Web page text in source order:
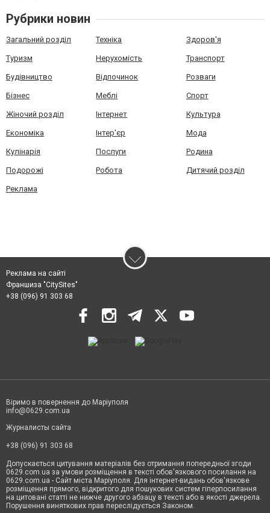
Рубрики новин
Загальний розділ Техніка Здоров'я
Туризм Нерухомість Транспорт
Будівництво Відпочинок Розваги
Бізнес Меблі Спорт
Жіночий розділ Інтернет Культура
Економіка Інтер'єр Мода
Кулінарія Послуги Родина
Подорожі Робота Дитячий розділ
Реклама
Реклама на сайті
Франшиза "CitySites"
+38 (096) 91 303 68
Віримо в повернення до Маріуполя
info@0629.com.ua
Журналисты сайта
+38 (096) 91 303 68
Допускається цитування матеріалів без отримання попередньої згоди
0629.com.ua за умови розміщення в тексті обов'язкового посилання на
0629.com.ua - Сайт міста Маріуполя. Для інтернет-видань обов'язкове
розміщення прямого, відкритого для пошукових систем гіперпосилання
на цитовані статті не нижче другого абзацу в тексті або в якості джерела.
Порушення виняткових прав переслідується Законом.